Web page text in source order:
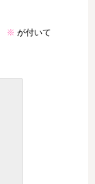
※ が付いて